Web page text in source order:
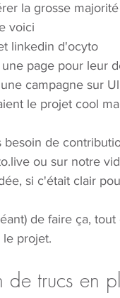
la grosse
voici
linkedin d'ocyto
page pour leur
campagne sur
le projet cool
de
ou sur notre
si c'était clair
de faire ça,
projet.
de trucs en